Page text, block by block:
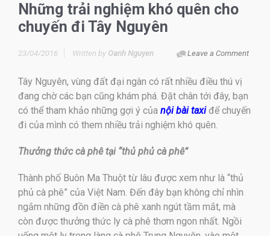
Những trải nghiệm khó quên cho
chuyến đi Tây Nguyên
23/04/2016 Leave a Comment
Written by Oanh Nguyen
Tây Nguyên, vùng đất đại ngàn có rất nhiều điều thú vị
đang chờ các bạn cũng khám phá. Đặt chân tới đây, bạn
có thể tham khảo những gợi ý của nội bài taxiđể chuyến
đi của mình có them nhiều trải nghiệm khó quên.
Thưởng thức cà phê tại “thủ phủ cà phê”
Thành phố Buôn Ma Thuột từ lâu được xem như là “thủ
phủ cà phê” của Việt Nam. Đến đây bạn không chỉ nhìn
ngắm những đồn điền cà phê xanh ngút tầm mắt, mà
còn được thưởng thức ly cà phê thơm ngon nhất. Ngồi